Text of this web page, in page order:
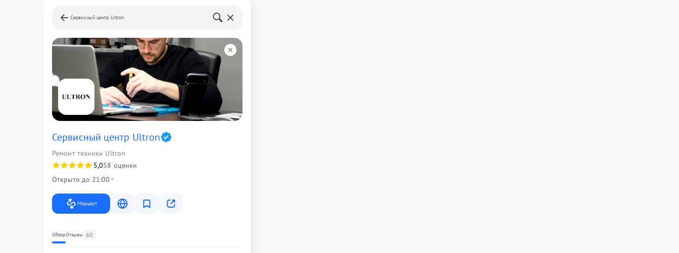
Сервисный центр Ultron
Сервисный центр Ultron
Ремонт техники Ultron
5,058 оценки
Открыто до 21:00
Маршрут
ОбзорОтзывы 60